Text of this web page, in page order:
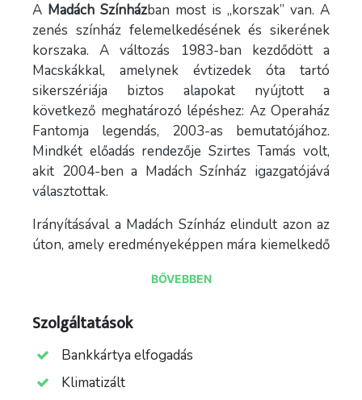
A Madách Színházban most is „korszak” van. A
zenés színház felemelkedésének és sikerének
korszaka. A változás 1983-ban kezdődött a
Macskákkal, amelynek évtizedek óta tartó
sikerszériája biztos alapokat nyújtott a
következő meghatározó lépéshez: Az Operaház
Fantomja legendás, 2003-as bemutatójához.
Mindkét előadás rendezője Szirtes Tamás volt,
akit 2004-ben a Madách Színház igazgatójává
választottak.
Irányításával a Madách Színház elindult azon az
úton, amely eredményeképpen mára kiemelkedő
Világhírű musicalek sorakoznak a műsorában,
suite játszási rend szerint kerülnek színpadra, és
egy-egy előadás évekig is műsoron marad.
A színház alapvető törekvése, hogy a néző
BŐVEBBEN
Szolgáltatások
Bankkártya elfogadás
Klimatizált